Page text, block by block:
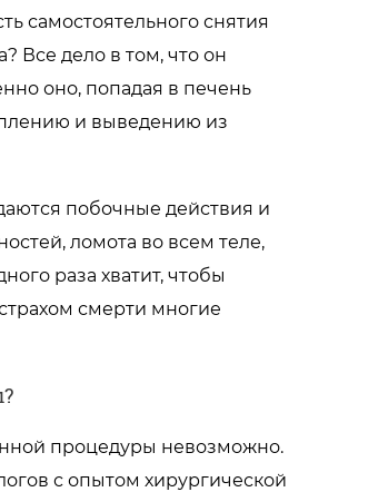
самостоятельного снятия
Все дело в том, что он
оно, попадая в печень
и выведению из
побочные действия и
ломота во всем теле,
раза хватит, чтобы
смерти многие
процедуры невозможно.
с опытом хирургической